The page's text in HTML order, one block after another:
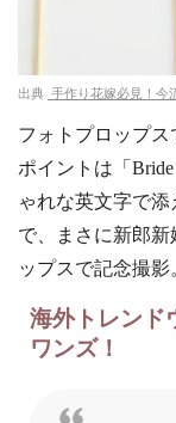
出典 手作り花嫁必見！今
フォトプロップス
ポイントは「
ゃれな英文字で
で、まさに新郎
ップスで記念撮
海外トレンド
ワンズ！